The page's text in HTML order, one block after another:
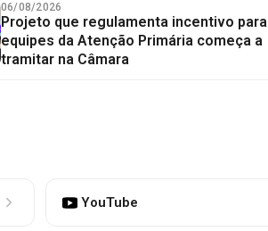
06/08/2026
Projeto que regulamenta incentivo para
equipes da Atenção Primária começa a
tramitar na Câmara
YouTube